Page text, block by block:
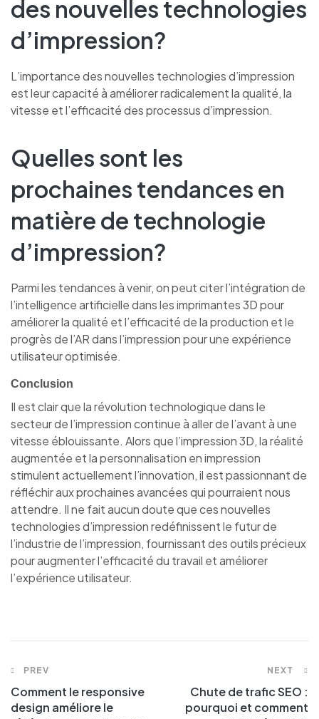
des nouvelles technologies
d’impression?
L’importance des nouvelles technologies d’impression
est leur capacité à améliorer radicalement la qualité, la
vitesse et l’efficacité des processus d’impression.
Quelles sont les
prochaines tendances en
matière de technologie
d’impression?
Parmi les tendances à venir, on peut citer l’intégration de
l’intelligence artificielle dans les imprimantes 3D pour
améliorer la qualité et l’efficacité de la production et le
progrès de l’AR dans l’impression pour une expérience
utilisateur optimisée.
Conclusion
Il est clair que la révolution technologique dans le
secteur de l’impression continue à aller de l’avant à une
vitesse éblouissante. Alors que l’impression 3D, la réalité
augmentée et la personnalisation en impression
stimulent actuellement l’innovation, il est passionnant de
réfléchir aux prochaines avancées qui pourraient nous
attendre. Il ne fait aucun doute que ces nouvelles
technologies d’impression redéfinissent le futur de
l’industrie de l’impression, fournissant des outils précieux
pour augmenter l’efficacité du travail et améliorer
l’expérience utilisateur.
PREV
Comment le responsive
design améliore le
NEXT
Chute de trafic SEO :
pourquoi et comment